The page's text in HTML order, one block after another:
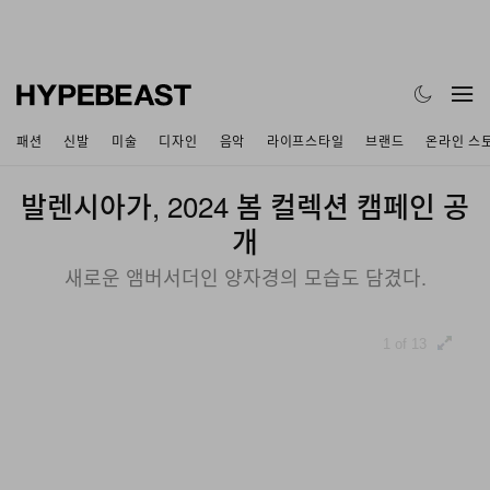
패션 신발 미술 디자인 음악 라이프스타일 브랜드 온라인 스
발렌시아가, 2024 봄 컬렉션 캠페인 공
개
새로운 앰버서더인 양자경의 모습도 담겼다.